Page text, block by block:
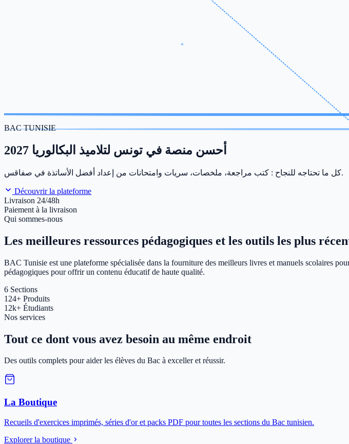
BAC TUNISIE
أحسن منصة في تونس لتلاميذ البكالوريا 2027
كل ما تحتاجه للنجاح : كتب مراجعة، ملخصات، سريات وامتحانات من إعداد أفضل الأساتذة في صفاقس.
Découvrir la plateforme
Livraison 24/48h
Paiement à la livraison
Qui sommes-nous
Les meilleures ressources pédagogiques et les outils les plus
BAC Tunisie est une plateforme spécialisée dans la fourniture des meilleurs livres et manuels scolaires
pédagogiques pour offrir un contenu éducatif de haute qualité.
6 Sections
124+ Produits
12k+ Étudiants
Nos services
Tout ce dont vous avez besoin au même endroit
Des outils complets pour aider les élèves du Bac à exceller et réussir.
La Boutique
Recueils d'exercices imprimés, séries d'or et packs PDF pour toutes les sections du Bac tunisien.
Explorer la boutique